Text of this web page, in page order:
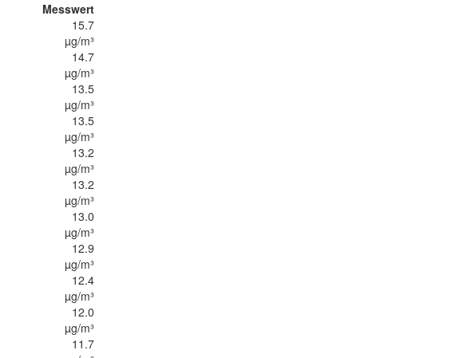
Messwert
15.7
µg/m³
14.7
µg/m³
13.5
µg/m³
13.5
µg/m³
13.2
µg/m³
13.2
µg/m³
13.0
µg/m³
12.9
µg/m³
12.4
µg/m³
12.0
µg/m³
11.7